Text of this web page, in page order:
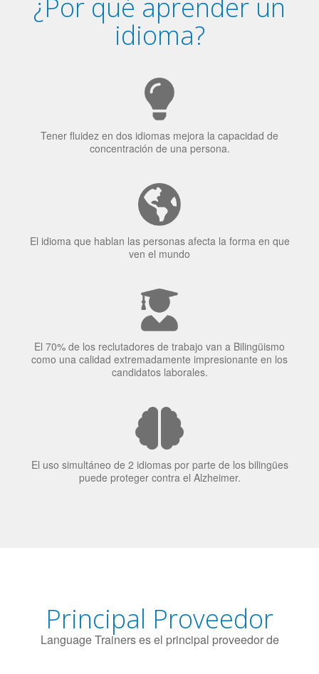
¿Por qué aprender un
idioma?
Tener fluidez en dos idiomas mejora la capacidad de
concentración de una persona.
El idioma que hablan las personas afecta la forma en que
ven el mundo
El 70% de los reclutadores de trabajo van a Bilingüismo
como una calidad extremadamente impresionante en los
candidatos laborales.
El uso simultáneo de 2 idiomas por parte de los bilingües
puede proteger contra el Alzheimer.
Principal Proveedor
Language Trainers es el principal proveedor de